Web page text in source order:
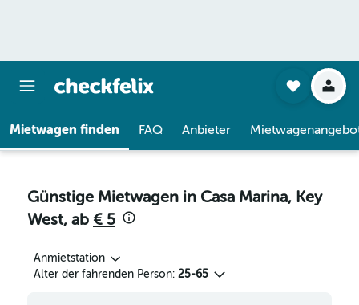
Mietwagen finden FAQ Anbieter
Günstige Mietwagen in Casa Marina, Key
West, ab € 5
Anmietstation
Alter der fahrenden Person: 25-65